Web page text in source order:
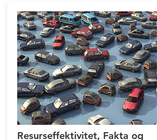
Resurseffektivitet, Fakta og